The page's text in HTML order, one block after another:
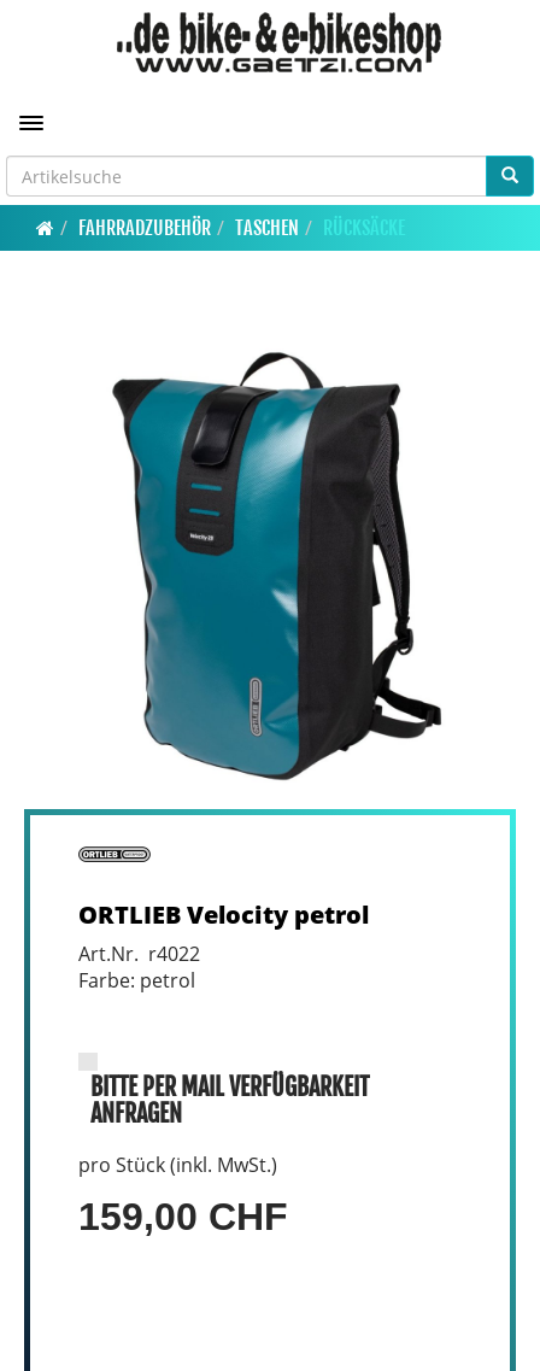
Toggle navigation
FAHRRADZUBEHÖR TASCHEN RÜCKSÄCKE
ORTLIEB Velocity petrol
Art.Nr. r4022
Farbe: petrol
BITTE PER MAIL VERFÜGBARKEIT
ANFRAGEN
pro Stück (inkl. MwSt.)
159,00 CHF